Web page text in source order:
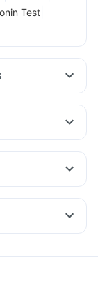
Test
Evion 400 mg
50mg